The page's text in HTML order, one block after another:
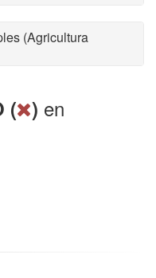
(Agricultura
( ) en